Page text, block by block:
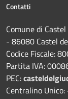
Contatti
Comune di
- 86080 Castel
Codice Fiscale:
Partita IVA:
PEC:
Centralino